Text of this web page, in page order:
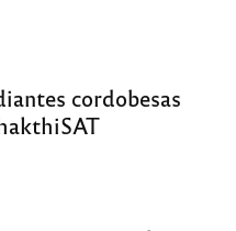
cordobesas